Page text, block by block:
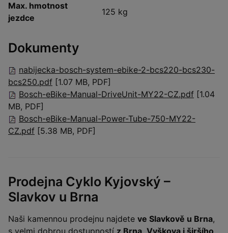
Max. hmotnost
jezdce
125 kg
Dokumenty
nabijecka-bosch-system-ebike-2-bcs220-bcs230-
bcs250.pdf [1.07 MB, PDF]
Bosch-eBike-Manual-DriveUnit-MY22-CZ.pdf [1.04
MB, PDF]
Bosch-eBike-Manual-Power-Tube-750-MY22-
CZ.pdf [5.38 MB, PDF]
Prodejna Cyklo Kyjovský –
Slavkov u Brna
Naši kamennou prodejnu najdete ve Slavkově u Brna,